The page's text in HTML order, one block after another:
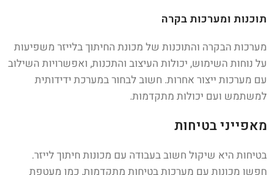
תוכנות ומערכות בקרה
מערכות הבקרה והתוכנות של מכונת החיתוך בלייזר משפיעות
על נוחות השימוש, יכולות העיצוב והתכנות, ואפשרויות השילוב
עם מערכות ייצור אחרות. חשוב לבחור במערכת ידידותית
למשתמש ועם יכולות מתקדמות.
מאפייני בטיחות
בטיחות היא שיקול חשוב בעבודה עם מכונות חיתוך לייזר.
חפשו מכונות עם מערכות בטיחות מתקדמות, כמו מעטפת